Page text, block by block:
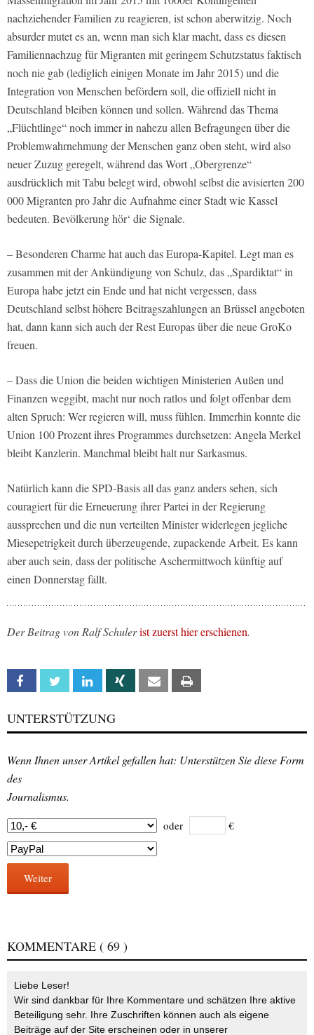
nachziehender Familien zu reagieren, ist schon aberwitzig. Noch
absurder mutet es an, wenn man sich klar macht, dass es diesen
Familiennachzug für Migranten mit geringem Schutzstatus faktisch
noch nie gab (lediglich einigen Monate im Jahr 2015) und die
Integration von Menschen befördern soll, die offiziell nicht in
Deutschland bleiben können und sollen. Während das Thema
„Flüchtlinge“ noch immer in nahezu allen Befragungen über die
Problemwahrnehmung der Menschen ganz oben steht, wird also
neuer Zuzug geregelt, während das Wort „Obergrenze“
ausdrücklich mit Tabu belegt wird, obwohl selbst die avisierten 200
000 Migranten pro Jahr die Aufnahme einer Stadt wie Kassel
bedeuten. Bevölkerung hör‘ die Signale.
– Besonderen Charme hat auch das Europa-Kapitel. Legt man es
zusammen mit der Ankündigung von Schulz, das „Spardiktat“ in
Europa habe jetzt ein Ende und hat nicht vergessen, dass
Deutschland selbst höhere Beitragszahlungen an Brüssel angeboten
hat, dann kann sich auch der Rest Europas über die neue GroKo
freuen.
– Dass die Union die beiden wichtigen Ministerien Außen und
Finanzen weggibt, macht nur noch ratlos und folgt offenbar dem
alten Spruch: Wer regieren will, muss fühlen. Immerhin konnte die
Union 100 Prozent ihres Programmes durchsetzen: Angela Merkel
bleibt Kanzlerin. Manchmal bleibt halt nur Sarkasmus.
Natürlich kann die SPD-Basis all das ganz anders sehen, sich
couragiert für die Erneuerung ihrer Partei in der Regierung
aussprechen und die nun verteilten Minister widerlegen jegliche
Miesepetrigkeit durch überzeugende, zupackende Arbeit. Es kann
aber auch sein, dass der politische Aschermittwoch künftig auf
einen Donnerstag fällt.
Der Beitrag von Ralf Schulerist zuerst hier erschienen.
Facebook Twitter Linkedin Xing Email
UNTERSTÜTZUNG
Wenn Ihnen unser Artikel gefallen hat: Unterstützen Sie diese Form
des
Journalismus.
oder €
Weiter
KOMMENTARE ( 69 )
Liebe Leser!
Wir sind dankbar für Ihre Kommentare und schätzen Ihre aktive
Beteiligung sehr. Ihre Zuschriften können auch als eigene
Beiträge auf der Site erscheinen oder in unserer